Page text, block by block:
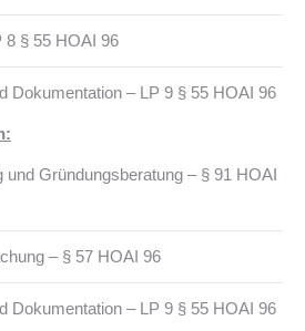
8 § 55 HOAI 96
Dokumentation – LP 9 § 55 HOAI 96
und Gründungsberatung – § 91 HOAI
– § 57 HOAI 96
Dokumentation – LP 9 § 55 HOAI 96